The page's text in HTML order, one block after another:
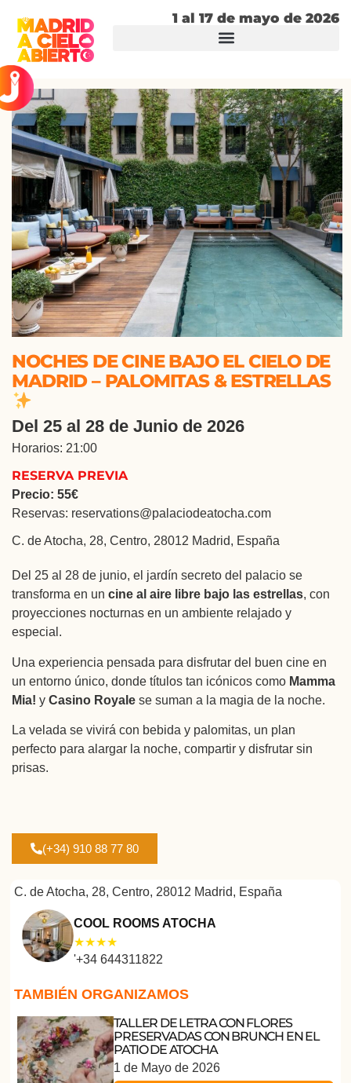
1 al 17 de mayo de 2026
NOCHES DE CINE BAJO EL CIELO DE
MADRID – PALOMITAS & ESTRELLAS
Del 25 al 28 de Junio de 2026
Horarios: 21:00
RESERVA PREVIA
Precio: 55€
Reservas: reservations@palaciodeatocha.com
C. de Atocha, 28, Centro, 28012 Madrid, España
Del 25 al 28 de junio, el jardín secreto del palacio se
transforma en un cine al aire libre bajo las estrellas, con
proyecciones nocturnas en un ambiente relajado y
especial.
Una experiencia pensada para disfrutar del buen cine en
un entorno único, donde títulos tan icónicos como Mamma
Mia! yCasino Royale se suman a la magia de la noche.
La velada se vivirá con bebida y palomitas, un plan
perfecto para alargar la noche, compartir y disfrutar sin
prisas.
(+34) 910 88 77 80
C. de Atocha, 28, Centro, 28012 Madrid, España
COOL ROOMS ATOCHA
'+34 644311822
TAMBIÉN ORGANIZAMOS
TALLER DE LETRA CON FLORES
PRESERVADAS CON BRUNCH EN EL
PATIO DE ATOCHA
1 de Mayo de 2026